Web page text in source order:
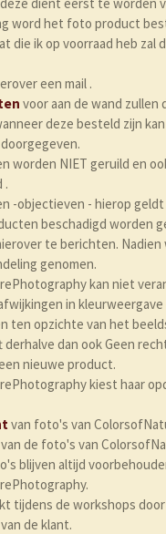
word het foto product
die ik op voorraad heb zal
een mail .
voor aan de wand zullen
deze besteld zijn
worden NIET geruild en
.
-objectieven - hierop geldt
beschadigd worden
te berichten.
genomen.
kan niet
in kleurweergave
ten opzichte van het
derhalve dan ook Geen
nieuwe product.
kiest haar
van foto's van
de foto's van
blijven altijd
tijdens de workshops
de klant.